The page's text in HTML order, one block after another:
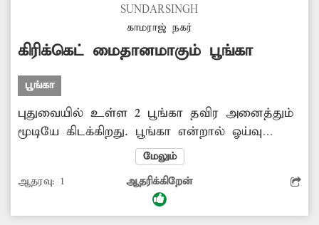
SUNDARSINGH
காமராஜ் நகர்
கிரிக்கெட் மைதானமாகும் பூங்கா
பூங்கா
புதுவையில் உள்ள 2 பூங்கா தவிர அனைத்தும்
மூடியே கிடக்கிறது. பூங்கா என்றால் ஓய்வு
எடுக்கவும், நடை பயிற்சி செய்வதும் பல
வருடமாக பயன்பாட்டில் இருந்து வருகிறது.
தற்போது வாலிபர்கள் பூங்காவில் கிரிக்கெட்
விளையாடுகிறார்கள். சொன்னால் கேட்பதில்லை.
மேலும்
ஆதரவு: 1 ஆதரிக்கிறேன்